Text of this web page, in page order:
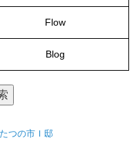
Flow
Blog
たつの市Ｉ邸